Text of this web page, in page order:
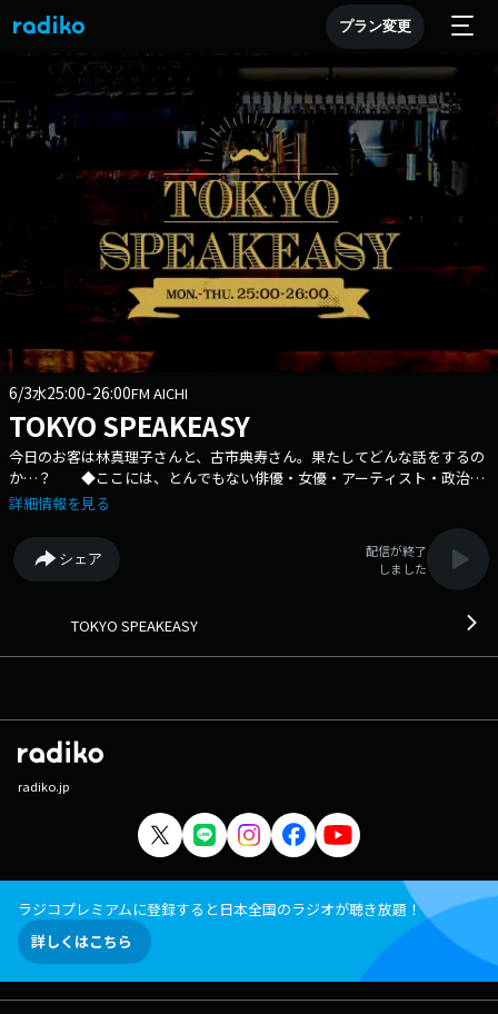
プラン変更
6/3水25:00-26:00FM AICHI
TOKYO SPEAKEASY
今日のお客は林真理子さんと、古市典寿さん。果たしてどんな話をするの
か…？ ◆ここには、とんでもない俳優・女優・アーティスト・政治
家、また起業家・メディアプロデューサーなどのスゴい方たちが訪れ、
界に誇るプロデューサーが、このバーに彼らを招待しているらしい。今日
のお客は誰なのか？そしてどんな話をするのか…？◆ Xハッシュタグ
は「#エフエムアイチ」 Xアカウントは「@FMAICHI」
詳細情報を見る
シェア
配信が終了
しました
TOKYO SPEAKEASY
radiko.jp
ラジコプレミアムに登録すると日本全国のラジオが聴き放題！
詳しくはこちら